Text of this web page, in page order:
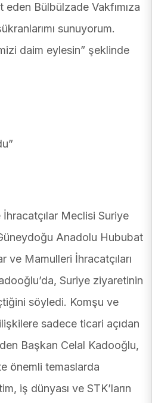
Bülbülzade Vakfımıza
sunuyorum.
daim eylesin” şeklinde
Meclisi Suriye
Anadolu Hububat
ve Mamulleri İhracatçıları
Suriye ziyaretinin
söyledi. Komşu ve
sadece ticari açıdan
Başkan Celal Kadooğlu,
önemli temaslarda
iş dünyası ve STK’ların